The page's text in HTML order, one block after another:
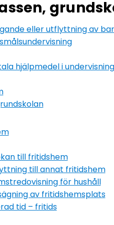
eller utflyttning av
hjälpmedel i
till fritidshem
till annat fritidshem
för hushåll
av fritidshemsplats
tid – fritids